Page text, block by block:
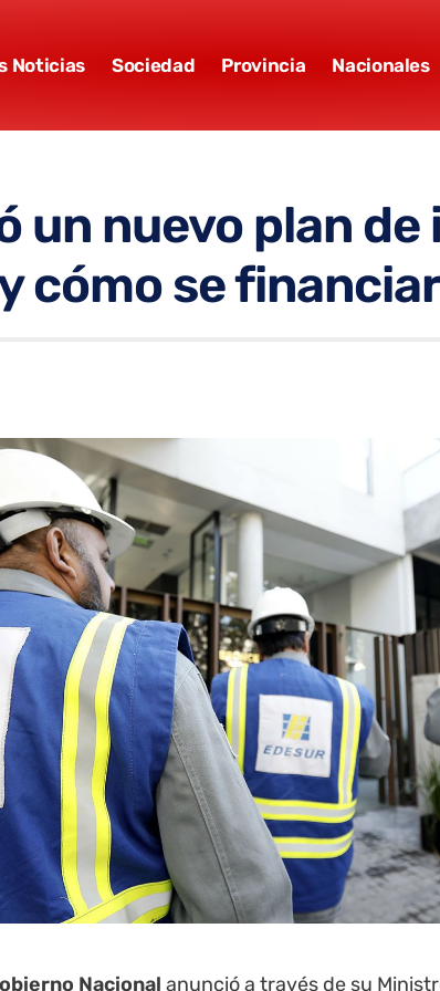
Noticias Sociedad Provincia Nacionales
un nuevo plan
cómo se
Nacional anunció a través de su